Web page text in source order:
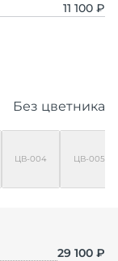
11 100 ₽
Без цветника
ЦВ-004 ЦВ-005
29 100 ₽